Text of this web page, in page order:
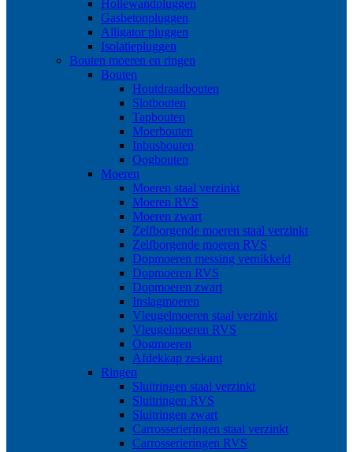
Hollewandpluggen
Gasbetonpluggen
Alligator pluggen
Isolatiepluggen
Bouten moeren en ringen
Bouten
Houtdraadbouten
Slotbouten
Tapbouten
Moerbouten
Inbusbouten
Oogbouten
Moeren
Moeren staal verzinkt
Moeren RVS
Moeren zwart
Zelfborgende moeren staal verzinkt
Zelfborgende moeren RVS
Dopmoeren messing vernikkeld
Dopmoeren RVS
Dopmoeren zwart
Inslagmoeren
Vleugelmoeren staal verzinkt
Vleugelmoeren RVS
Oogmoeren
Afdekkap zeskant
Ringen
Sluitringen staal verzinkt
Sluitringen RVS
Sluitringen zwart
Carrosserieringen staal verzinkt
Carrosserieringen RVS